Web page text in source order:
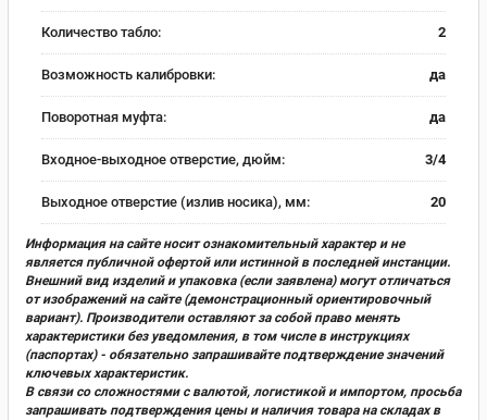
Количество табло: 2
Возможность калибровки: да
Поворотная муфта: да
Входное-выходное отверстие, дюйм: 3/4
Выходное отверстие (излив носика), мм: 20
Информация на сайте носит ознакомительный характер и не
является публичной офертой или истинной в последней инстанции.
Внешний вид изделий и упаковка (если заявлена) могут отличаться
от изображений на сайте (демонстрационный ориентировочный
вариант). Производители оставляют за собой право менять
характеристики без уведомления, в том числе в инструкциях
(паспортах) - обязательно запрашивайте подтверждение значений
ключевых характеристик.
В связи со сложностями с валютой, логистикой и импортом, просьба
запрашивать подтверждения цены и наличия товара на складах в